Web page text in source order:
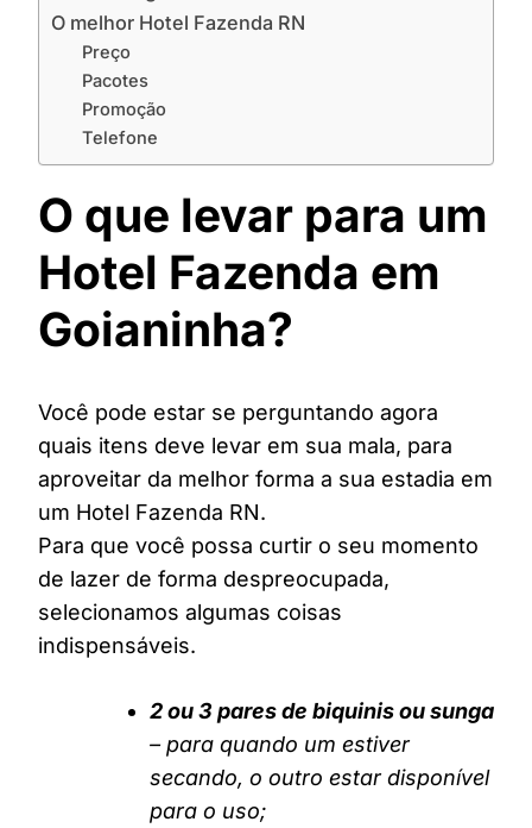
O melhor Hotel Fazenda RN
Preço
Pacotes
Promoção
Telefone
O que levar para um
Hotel Fazenda em
Goianinha?
Você pode estar se perguntando agora
quais itens deve levar em sua mala, para
aproveitar da melhor forma a sua estadia em
um Hotel Fazenda RN.
Para que você possa curtir o seu momento
de lazer de forma despreocupada,
selecionamos algumas coisas
indispensáveis.
2 ou 3 pares de biquinis ou sunga
– para quando um estiver
secando, o outro estar disponível
para o uso;